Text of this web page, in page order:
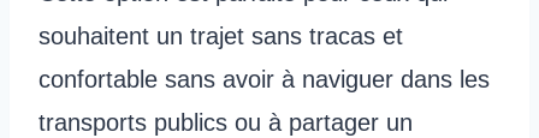
souhaitent un trajet sans tracas et
confortable sans avoir à naviguer dans les
transports publics ou à partager un